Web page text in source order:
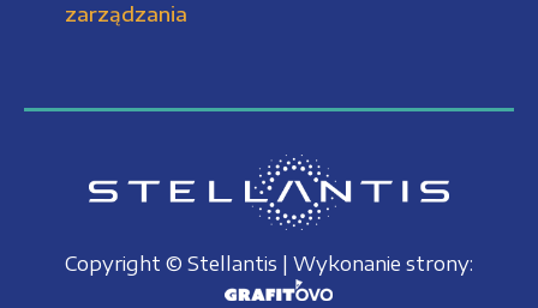
zarządzania
Copyright © Stellantis | Wykonanie strony: